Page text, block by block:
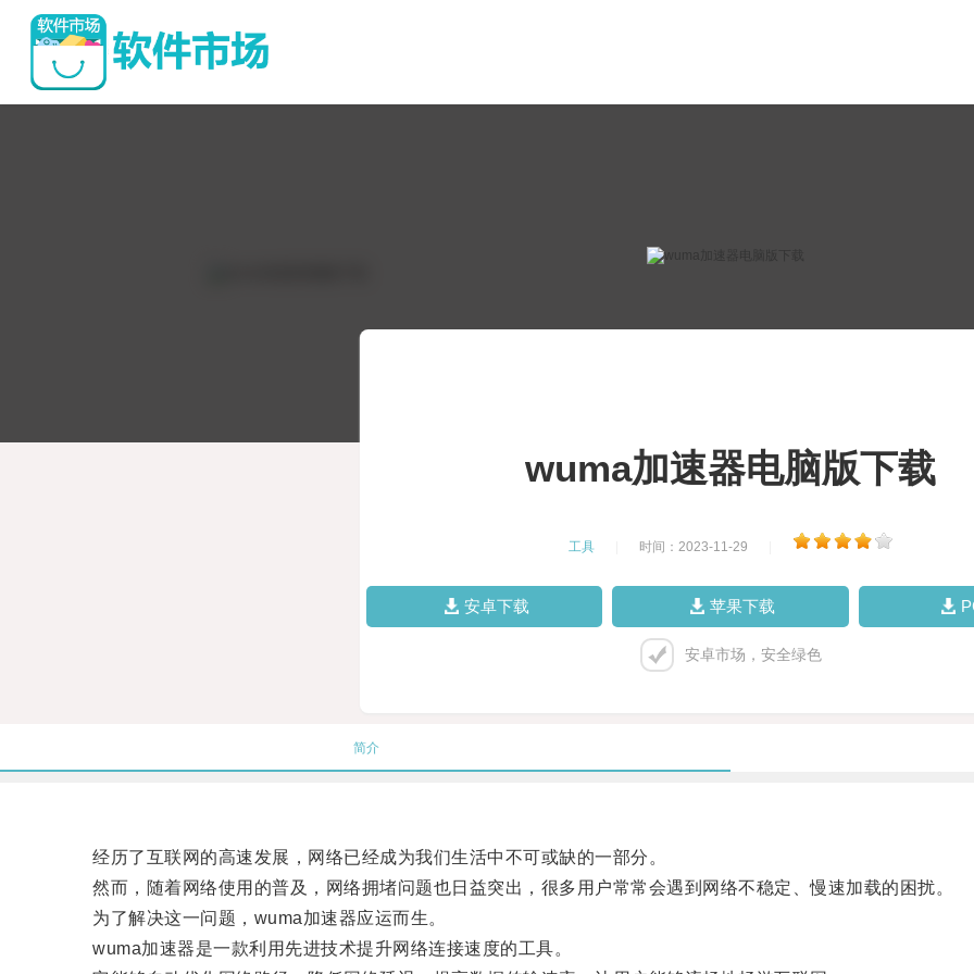
wuma加速器电脑版下载
工具 时间：2023-11-29
安卓下载 苹果下载
安卓市场，安全绿色
简介
经历了互联网的高速发展，网络已经成为我们生活中不可或缺的一部分。
然而，随着网络使用的普及，网络拥堵问题也日益突出，很多用户常常会遇到网络不稳定、慢速加载的困扰。
为了解决这一问题，wuma加速器应运而生。
wuma加速器是一款利用先进技术提升网络连接速度的工具。